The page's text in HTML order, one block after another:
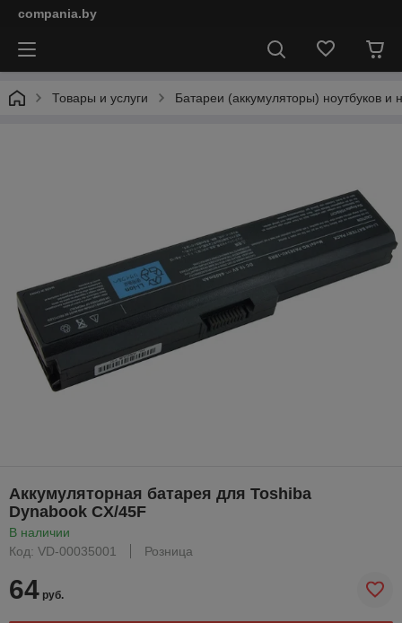
compania.by
Товары и услуги Батареи (аккумуляторы) ноутбуков и
Аккумуляторная батарея для Toshiba
Dynabook CX/45F
В наличии
Код: VD-00035001
Розница
64 руб.